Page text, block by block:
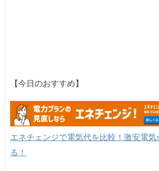
【今日のおすすめ】
エネチェンジで電気代を比較！激安電
る！